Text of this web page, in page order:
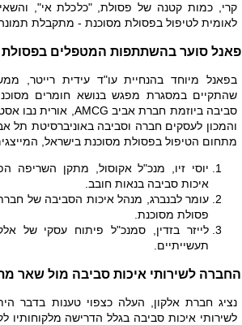
קרי, כמות קטנה של פסולת, "כלכלת אי",
לאומית לטיפול בפסולת מסוכנת - מתקבלת
פאנל סוער בהשתתפות המטפלים
בפאנל מיוחד בהנחיית עו"ד עידית רייטר,
שהתקיים במסגרת מפגש בנושא חומרים
סביבה ביוזמת חברת אביב AMCG , אורית נבו
והמכון לעסקים חברה וסביבה באוניברסיטת תל
מתחום הטיפול בפסולת מסוכנת בישראל,
יוסי זיו, מנכ"ל אקוסול, מתקן השריפה
איכות סביבה בנאות חובב.
עומר לבנברג, מנהל איכות הסביבה של
פסולת מסוכנת.
לייזר בזדין, סמנכ"ל פיתוח עסקי של
תעשייתיים.
החברה לשירותי איכות סביבה מול שאר
נציג חברת אלקון, העלה כצפוי טענות בדבר
לשירותי איכות סביבה בגלל הדרישה